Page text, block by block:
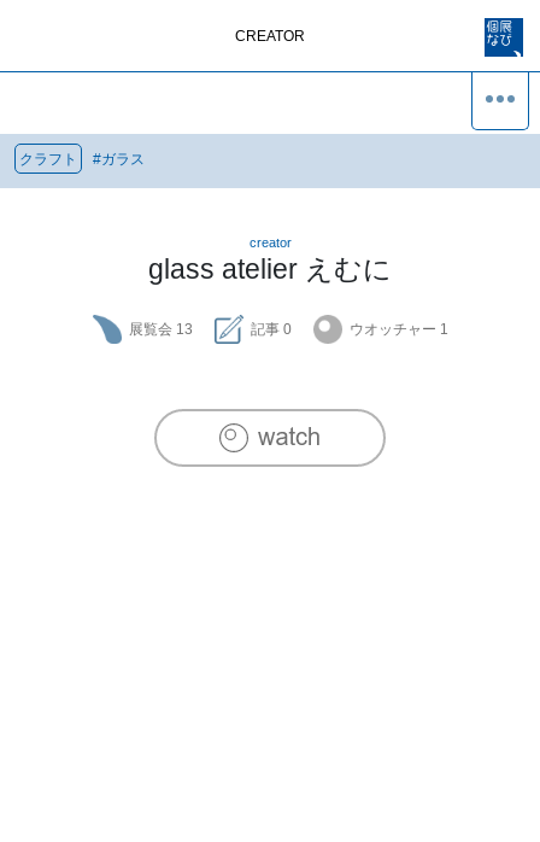
CREATOR
クラフト #ガラス
creator
glass atelier えむに
展覧会 13 記事 0 ウオッチャー 1